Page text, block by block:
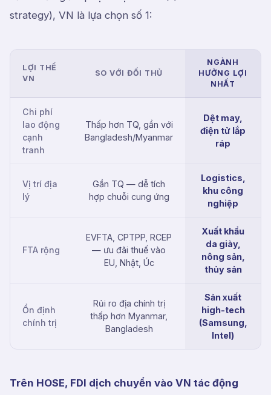
strategy), VN là lựa chọn số 1:
LỢI THẾ
VN
SO VỚI ĐỐI THỦ
NGÀNH
HƯỞNG LỢI
NHẤT
Chi phí
lao động
cạnh
tranh
Thấp hơn TQ, gần với
Bangladesh/Myanmar
Dệt may,
điện tử lắp
ráp
Vị trí địa
lý
Gần TQ — dễ tích
hợp chuỗi cung ứng
Logistics,
khu công
nghiệp
FTA rộng
EVFTA, CPTPP, RCEP
— ưu đãi thuế vào
EU, Nhật, Úc
Xuất khẩu
da giày,
nông sản,
thủy sản
Ổn định
chính trị
Rủi ro địa chính trị
thấp hơn Myanmar,
Bangladesh
Sản xuất
high-tech
(Samsung,
Intel)
Trên HOSE, FDI dịch chuyển vào VN tác động